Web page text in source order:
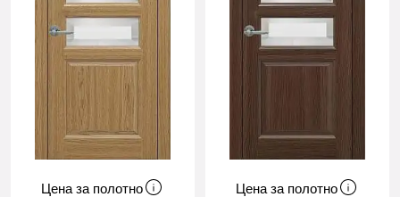
Цена за полотно Цена за полотно